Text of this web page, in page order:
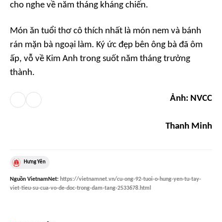
cho nghe về năm tháng kháng chiến.
Món ăn tuổi thơ cô thích nhất là món nem và bánh
rán mặn bà ngoại làm. Ký ức đẹp bên ông bà đã ôm
ấp, vỗ về Kim Anh trong suốt năm tháng trưởng
thành.
Ảnh: NVCC
Thanh Minh
Hưng Yên
Nguồn VietnamNet: https://vietnamnet.vn/cu-ong-92-tuoi-o-hung-yen-tu-tay-
viet-tieu-su-cua-vo-de-doc-trong-dam-tang-2533678.html